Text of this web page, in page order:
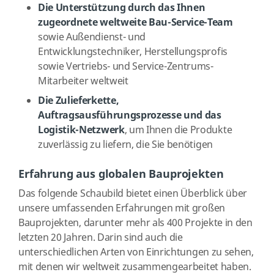
Die Unterstützung durch das Ihnen
zugeordnete weltweite Bau-Service-Team
sowie Außendienst- und
Entwicklungstechniker, Herstellungsprofis
sowie Vertriebs- und Service-Zentrums-
Mitarbeiter weltweit
Die Zulieferkette,
Auftragsausführungsprozesse und das
Logistik-Netzwerk, um Ihnen die Produkte
zuverlässig zu liefern, die Sie benötigen
Erfahrung aus globalen Bauprojekten
Das folgende Schaubild bietet einen Überblick über
unsere umfassenden Erfahrungen mit großen
Bauprojekten, darunter mehr als 400 Projekte in den
letzten 20 Jahren. Darin sind auch die
unterschiedlichen Arten von Einrichtungen zu sehen,
mit denen wir weltweit zusammengearbeitet haben.